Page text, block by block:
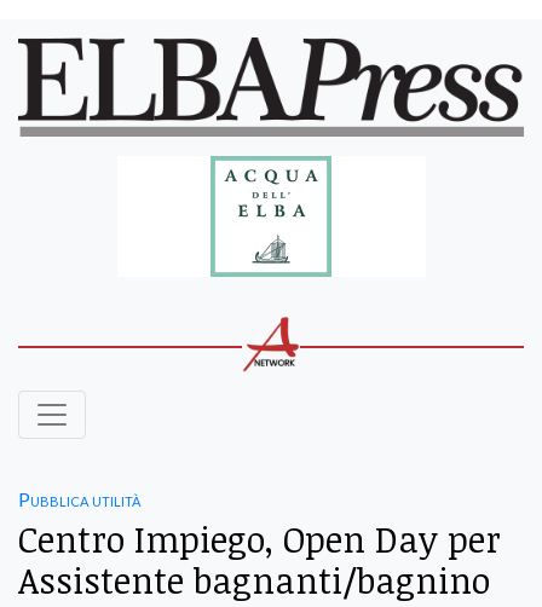
Pubblica utilità
Centro Impiego, Open Day per
Assistente bagnanti/bagnino